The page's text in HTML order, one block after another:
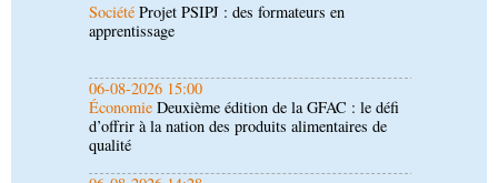
ÉconomieDeuxième édition de la GFAC : le défi
d’offrir à la nation des produits alimentaires de
06-08-2026 14:28
Économie GFAC 2026 : des produits locaux dans
les stands, des surgelés dans les assiettes